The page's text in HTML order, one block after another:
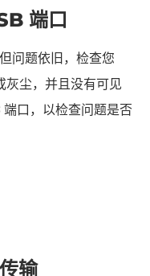
端口
问题依旧，检查您